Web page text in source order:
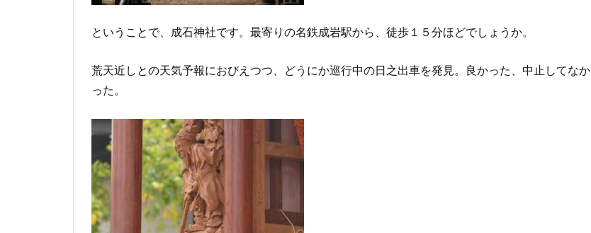
ということで、成石神社です。最寄りの名鉄成岩駅から、徒歩１５分ほどでしょうか。
荒天近しとの天気予報におびえつつ、どうにか巡行中の日之出車を発見。良かった、中止してなか
った。